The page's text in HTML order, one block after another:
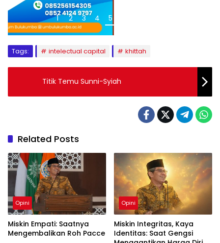
1 2 3 4 5
Tags: intelectual capital khittah
Titik Temu Sunni-Syiah
Related Posts
Opini
Miskin Empati: Saatnya
Mengembalikan Roh Pacce
Opini
Miskin Integritas, Kaya
Identitas: Saat Gengsi